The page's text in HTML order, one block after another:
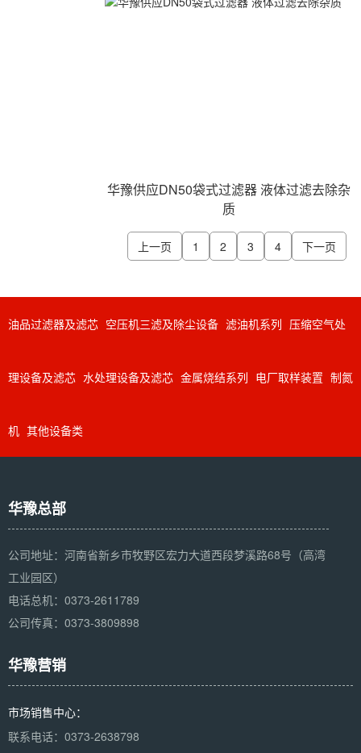
华豫供应DN50袋式过滤器 液体过滤去除杂
质
上一页 1 2 3 4 下一页
油品过滤器及滤芯 空压机三滤及除尘设备 滤油机系列 压缩空气处
理设备及滤芯 水处理设备及滤芯 金属烧结系列 电厂取样装置 制氮
机 其他设备类
华豫总部
公司地址：河南省新乡市牧野区宏力大道西段梦溪路68号（高湾
工业园区）
电话总机：0373-2611789
公司传真：0373-3809898
华豫营销
市场销售中心：
联系电话：0373-2638798